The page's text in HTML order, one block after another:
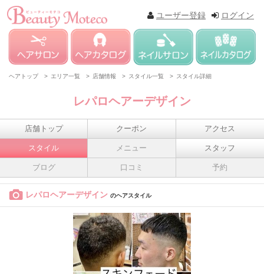
ログイン
ユーザー登録
ヘアトップ > エリア一覧 > 店舗情報 > スタイル一覧 > スタイル詳細
レパロヘアーデザイン
店舗トップ クーポン アクセス
スタイル メニュー スタッフ
ブログ 口コミ 予約
レパロヘアーデザイン のヘアスタイル